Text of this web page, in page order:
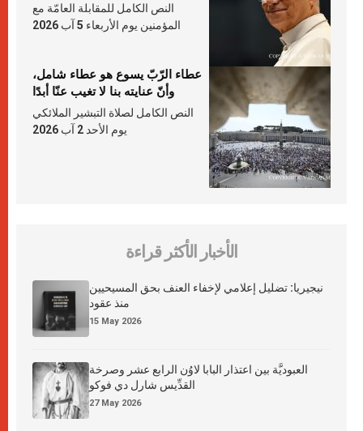
النص الكامل للمقابلة العامّة مع
المؤمنين يوم الأربعاء 5 آب 2026
عطاء الرّبّ يسوع هو عطاء شامل،
وأنّ عنايته بنا لا تغيب عنّا أبدًا
النص الكامل لصلاة التبشير الملائكي
يوم الأحد 2 آب 2026
الأخبار الأكثر قراءة
نيجيريا: تضليل إعلامي لإخفاء العنف بحق المسيحيين
منذ عقود
15 May 2026
العبوديَّة بين اعتذار البابا لاوُن الرابع عشر وصرخة
القدِّيس شارل دي فوكو
27 May 2026